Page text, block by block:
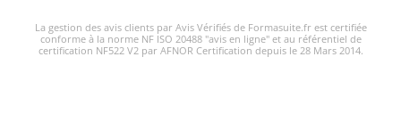
La gestion des avis clients par Avis Vérifiés de Formasuite.fr est certifiée
conforme à la norme NF ISO 20488 "avis en ligne" et au référentiel de
certification NF522 V2 par AFNOR Certification depuis le 28 Mars 2014.